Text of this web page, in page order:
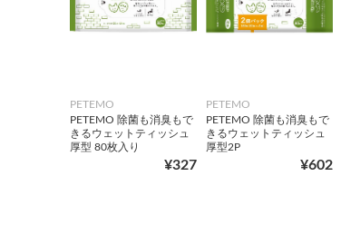
PETEMO
PETEMO 除菌も消臭もで
きるウェットティッシュ
厚型 80枚入り
¥327
PETEMO
PETEMO 除菌も消臭もで
きるウェットティッシュ
厚型2P
¥602